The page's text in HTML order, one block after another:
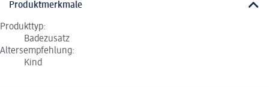
Produktmerkmale
Produkttyp:
Badezusatz
Altersempfehlung:
Kind